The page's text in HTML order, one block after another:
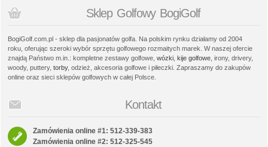
Sklep Golfowy BogiGolf
BogiGolf.com.pl - sklep dla pasjonatów golfa. Na polskim rynku działamy od 2004
roku, oferując szeroki wybór sprzętu golfowego rozmaitych marek. W naszej ofercie
znajdą Państwo m.in.: kompletne zestawy golfowe, wózki kije golfowe , irony, drivery,
woody, puttery, torby, odzież, akcesoria golfowe i piłeczki. Zapraszamy do zakupów
online oraz sieci sklepów golfowych w całej Polsce.
Kontakt
Zamówienia online #1: 512-339-383
Zamówienia online #2: 512-325-545